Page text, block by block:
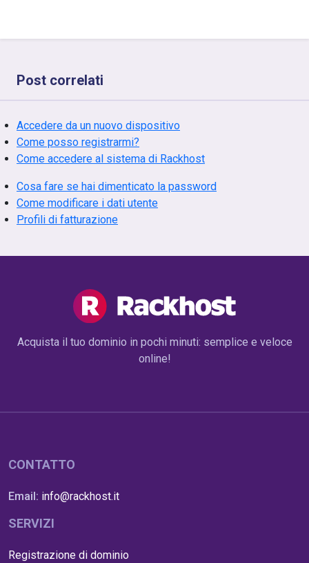
Post correlati
Accedere da un nuovo dispositivo
Come posso registrarmi?
Come accedere al sistema di Rackhost
Cosa fare se hai dimenticato la password
Come modificare i dati utente
Profili di fatturazione
Acquista il tuo dominio in pochi minuti: semplice e veloce
online!
CONTATTO
Email: info@rackhost.it
SERVIZI
Registrazione di dominio